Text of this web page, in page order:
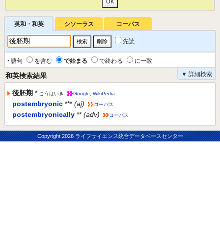
英和・和英 シソーラス コーパス
先読
‣ 語句 を含む で始まる で終わる
に一致
▼ 詳細検索
和英検索結果
後胚期 * こうはいき Google WikiPedia
postembryonic *** (aj) コーパス
postembryonically ** (adv) コーパス
Copyright2026 ライフサイエンス統合データベースセンター